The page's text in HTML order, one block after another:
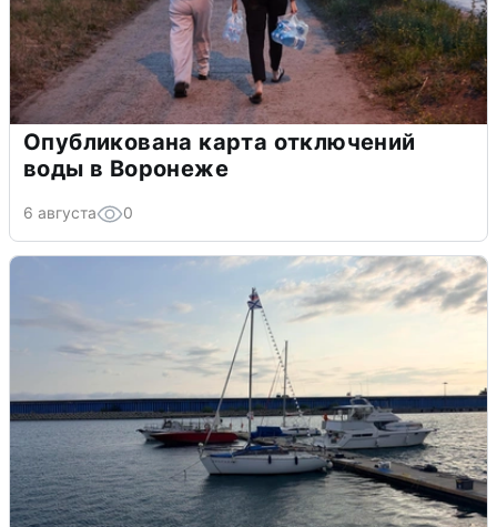
Опубликована карта отключений
воды в Воронеже
6 августа 0